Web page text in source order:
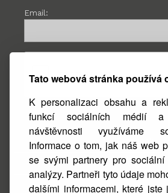
Tato webová stránka používá
K personalizaci obsahu a
funkcí sociálních médií
návštěvnosti využíváme
Informace o tom, jak náš web
se svými partnery pro
analýzy. Partneři tyto údaje
dalšími informacemi, které jste
Email:
Facebook
Instagram
O nás